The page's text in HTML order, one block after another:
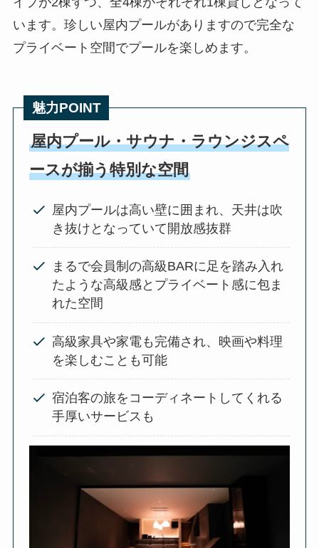
います。珍しい屋内プールがありますので完全な
プライベート空間でプールを楽しめます。
魅力POINT
屋内プール・サウナ・ラウンジスペ
ースが揃う特別な空間
屋内プールは高い壁に囲まれ、天井は吹
き抜けとなっていて開放感抜群
まるで会員制の高級BARに足を踏み入れ
たような高級感とプライベート感に包ま
れた空間
高級家具や家電も完備され、映画や料理
を楽しむことも可能
宿泊客の旅をコーディネートしてくれる
手厚いサービスも